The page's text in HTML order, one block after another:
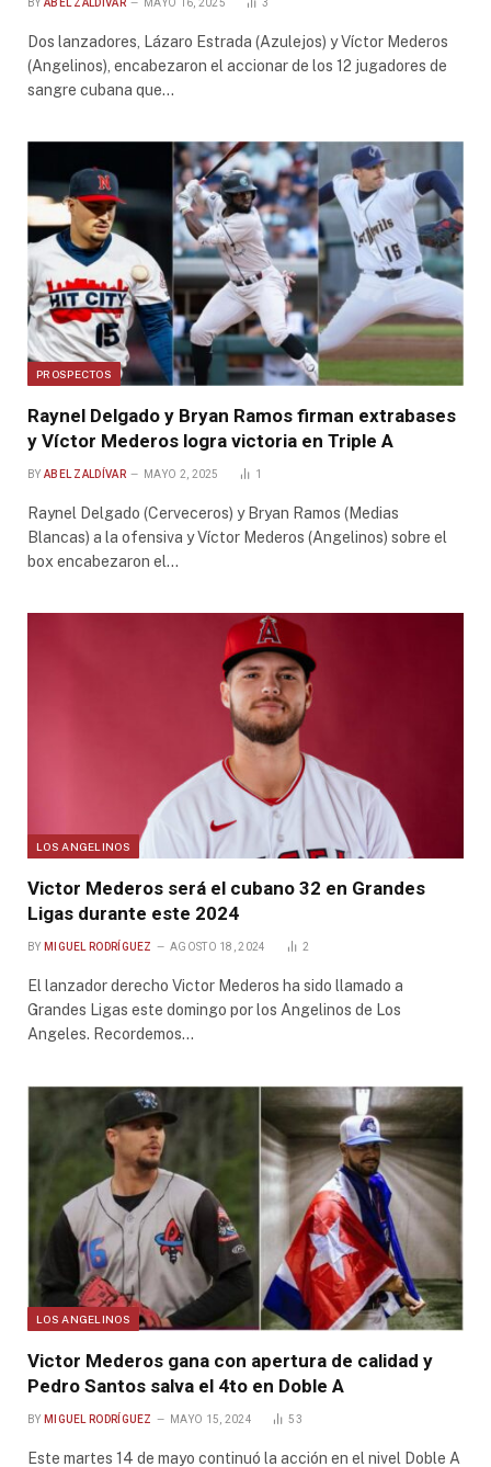
Dos lanzadores, Lázaro Estrada (Azulejos) y Víctor Mederos
(Angelinos), encabezaron el accionar de los 12 jugadores de
sangre cubana que…
PROSPECTOS
Raynel Delgado y Bryan Ramos firman extrabases
y Víctor Mederos logra victoria en Triple A
BY ABEL ZALDÍVAR MAYO 2, 2025 1
Raynel Delgado (Cerveceros) y Bryan Ramos (Medias
Blancas) a la ofensiva y Víctor Mederos (Angelinos) sobre el
box encabezaron el…
LOS ANGELINOS
Victor Mederos será el cubano 32 en Grandes
Ligas durante este 2024
BY MIGUEL RODRÍGUEZ AGOSTO 18, 2024 2
El lanzador derecho Victor Mederos ha sido llamado a
Grandes Ligas este domingo por los Angelinos de Los
Angeles. Recordemos…
LOS ANGELINOS
Victor Mederos gana con apertura de calidad y
Pedro Santos salva el 4to en Doble A
BY MIGUEL RODRÍGUEZ MAYO 15, 2024 53
Este martes 14 de mayo continuó la acción en el nivel Doble A